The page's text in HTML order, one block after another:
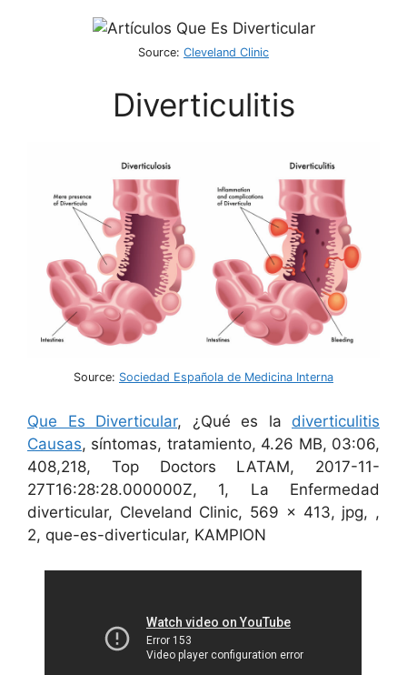
Source: Cleveland Clinic
Diverticulitis
Source: Sociedad Española de Medicina Interna
Que Es Diverticular, ¿Qué es la diverticulitis
Causas, síntomas, tratamiento, 4.26 MB, 03:06,
408,218, Top Doctors LATAM, 2017-11-
27T16:28:28.000000Z, 1, La Enfermedad
diverticular, Cleveland Clinic, 569 x 413, jpg, ,
2, que-es-diverticular, KAMPION